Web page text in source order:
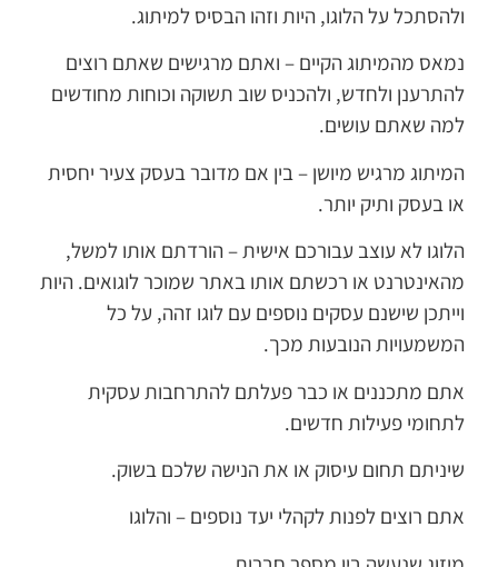
ולהסתכל על הלוגו, היות וזהו הבסיס למיתוג.
נמאס מהמיתוג הקיים – ואתם מרגישים שאתם רוצים
להתרענן ולחדש, ולהכניס שוב תשוקה וכוחות מחודשים
למה שאתם עושים.
המיתוג מרגיש מיושן – בין אם מדובר בעסק צעיר יחסית
או בעסק ותיק יותר.
הלוגו לא עוצב עבורכם אישית – הורדתם אותו למשל,
מהאינטרנט או רכשתם אותו באתר שמוכר לוגואים. היות
וייתכן שישנם עסקים נוספים עם לוגו זהה, על כל
המשמעויות הנובעות מכך.
אתם מתכננים או כבר פעלתם להתרחבות עסקית
לתחומי פעילות חדשים.
שיניתם תחום עיסוק או את הנישה שלכם בשוק.
אתם רוצים לפנות לקהלי יעד נוספים – והלוגו